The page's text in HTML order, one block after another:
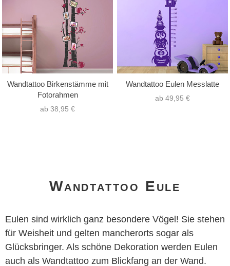
Wandtattoo Eule
Eulen sind wirklich ganz besondere Vögel! Sie stehen
für Weisheit und gelten mancherorts sogar als
Glücksbringer. Als schöne Dekoration werden Eulen
auch als Wandtattoo zum Blickfang an der Wand.
Wandtattoo Birkenstämme mit
Fotorahmen
ab 38,95 €
Wandtattoo Eulen Messlatte
ab 49,95 €